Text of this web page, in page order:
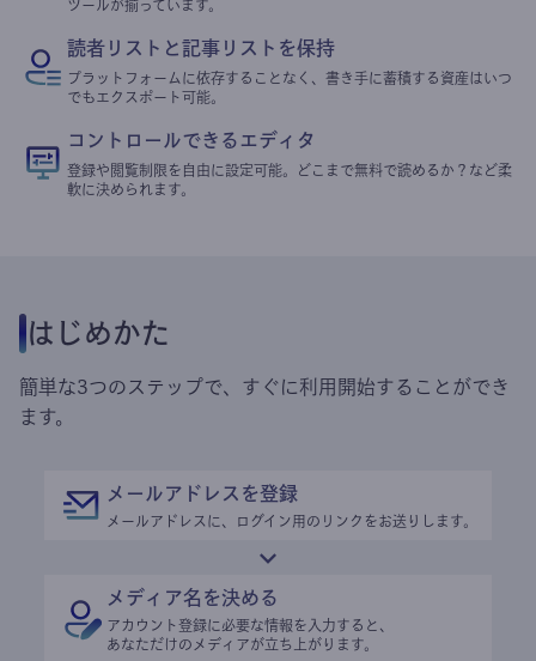
ツールが揃っています。
読者リストと記事リストを保持
プラットフォームに依存することなく、書き手に蓄積する資産はいつ
でもエクスポート可能。
コントロールできるエディタ
登録や閲覧制限を自由に設定可能。どこまで無料で読めるか？など柔
軟に決められます。
はじめかた
簡単な3つのステップで、すぐに利用開始することができ
ます。
メールアドレスを登録
メールアドレスに、ログイン用のリンクをお送りします。
メディア名を決める
アカウント登録に必要な情報を入力すると、
あなただけのメディアが立ち上がります。